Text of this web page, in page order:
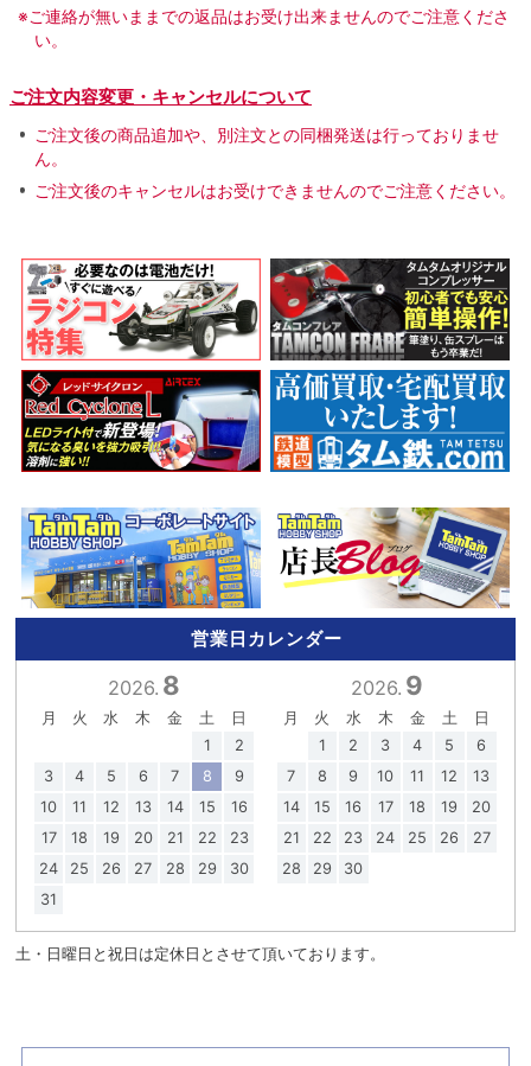
※ご連絡が無いままでの返品はお受け出来ませんのでご注意くださ
い。
ご注文内容変更・キャンセルについて
ご注文後の商品追加や、別注文との同梱発送は行っておりませ
ん。
ご注文後のキャンセルはお受けできませんのでご注意ください。
営業日カレンダー
2026. 8
月 火 水 木 金 土
日
1
2
3
4 5 6 7 8
9
10
11 12 13 14 15
16
17
18 19 20 21 22
23
24
25 26 27 28 29
30
31
2026. 9
月 火 水 木 金 土
日
1
2 3 4 5
6
7
8 9 10 11 12
13
14
15 16 17 18 19
20
21
22 23 24 25 26
27
28
29 30
土・日曜日と祝日は定休日とさせて頂いております。